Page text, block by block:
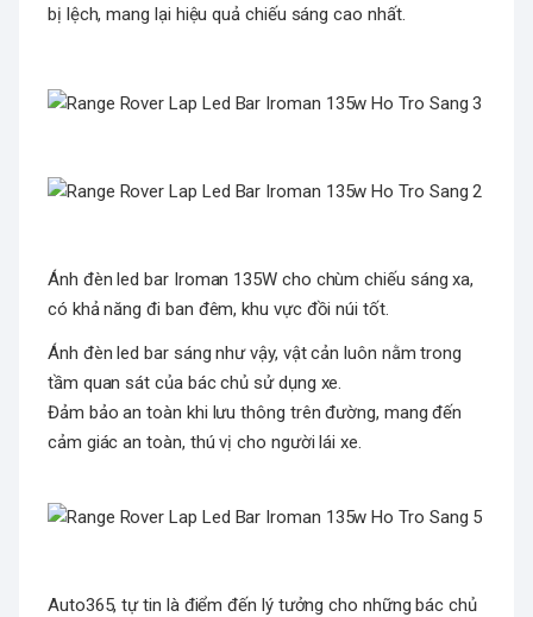
bị lệch, mang lại hiệu quả chiếu sáng cao nhất.
Ánh đèn led bar Iroman 135W cho chùm chiếu sáng xa,
có khả năng đi ban đêm, khu vực đồi núi tốt.
Ánh đèn led bar sáng như vậy, vật cản luôn nằm trong
tầm quan sát của bác chủ sử dụng xe.
Đảm bảo an toàn khi lưu thông trên đường, mang đến
cảm giác an toàn, thú vị cho người lái xe.
Auto365, tự tin là điểm đến lý tưởng cho những bác chủ